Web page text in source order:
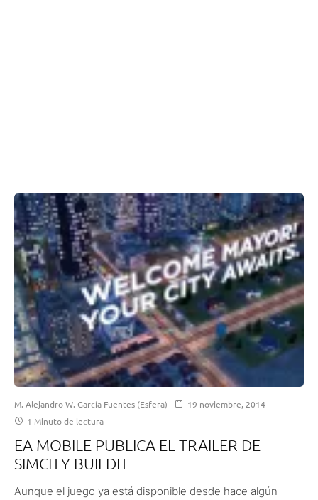
M. Alejandro W. García Fuentes (Esfera)
19 noviembre, 2014
1 Minuto de lectura
EA MOBILE PUBLICA EL TRAILER DE
SIMCITY BUILDIT
Aunque el juego ya está disponible desde hace algún